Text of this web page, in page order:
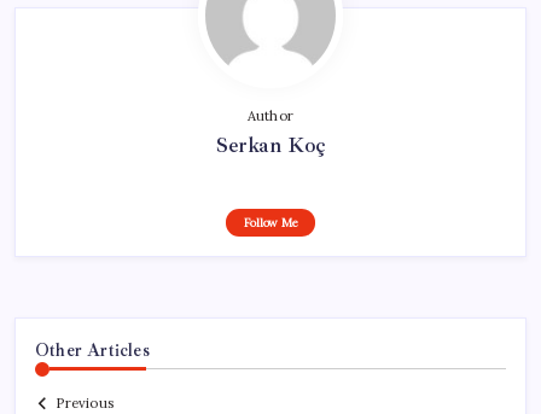
Author
Serkan Koç
Follow Me
Other Articles
Previous